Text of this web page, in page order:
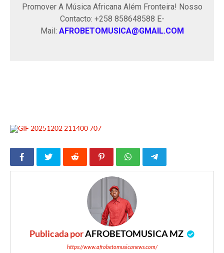
Promover A Música Africana Além Fronteira! Nosso
Contacto: +258 858648588 E-
Mail: AFROBETOMUSICA@GMAIL.COM
Publicada porAFROBETOMUSICA MZ
https://www.afrobetomusicanews.com/